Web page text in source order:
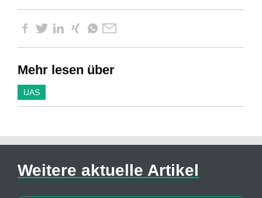
Mehr lesen über
UAS
Weitere aktuelle Artikel